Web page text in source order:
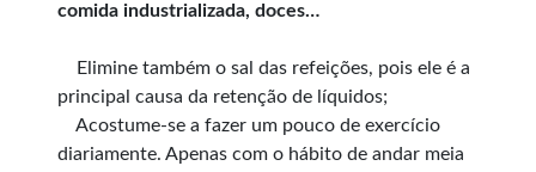
comida industrializada, doces…
Elimine também o sal das refeições, pois ele é a
principal causa da retenção de líquidos;
Acostume-se a fazer um pouco de exercício
diariamente. Apenas com o hábito de andar meia